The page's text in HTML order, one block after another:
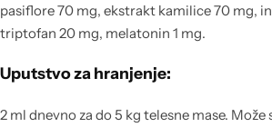
pasiflore 70 mg, ekstrakt kamilice 70 mg,
triptofan 20 mg, melatonin 1 mg.
Uputstvo za hranjenje:
2 ml dnevno za do 5 kg telesne mase.